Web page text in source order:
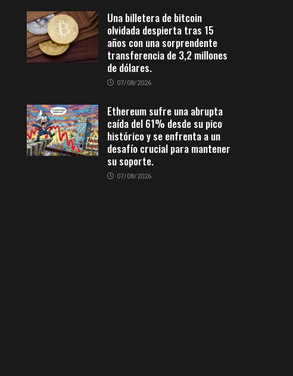
Una billetera de bitcoin
olvidada despierta tras 15
años con una sorprendente
transferencia de 3,2 millones
de dólares.
07/08/2026
Ethereum sufre una abrupta
caída del 61% desde su pico
histórico y se enfrenta a un
desafío crucial para mantener
su soporte.
07/08/2026